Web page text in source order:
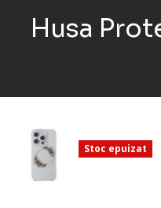
Husa
Stoc epuizat